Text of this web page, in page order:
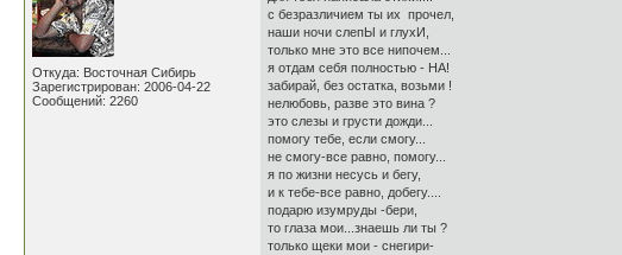
Откуда: Восточная Сибирь
Зарегистрирован: 2006-04-22
Сообщений: 2260
с безразличием ты их прочел,
наши ночи слепЫ и глухИ,
только мне это все нипочем...
я отдам себя полностью - НА!
забирай, без остатка, возьми !
нелюбовь, разве это вина ?
это слезы и грусти дожди...
помогу тебе, если смогу...
не смогу-все равно, помогу...
я по жизни несусь и бегу,
и к тебе-все равно, добегу....
подарю изумруды -бери,
то глаза мои...знаешь ли ты ?
только щеки мои - снегири-